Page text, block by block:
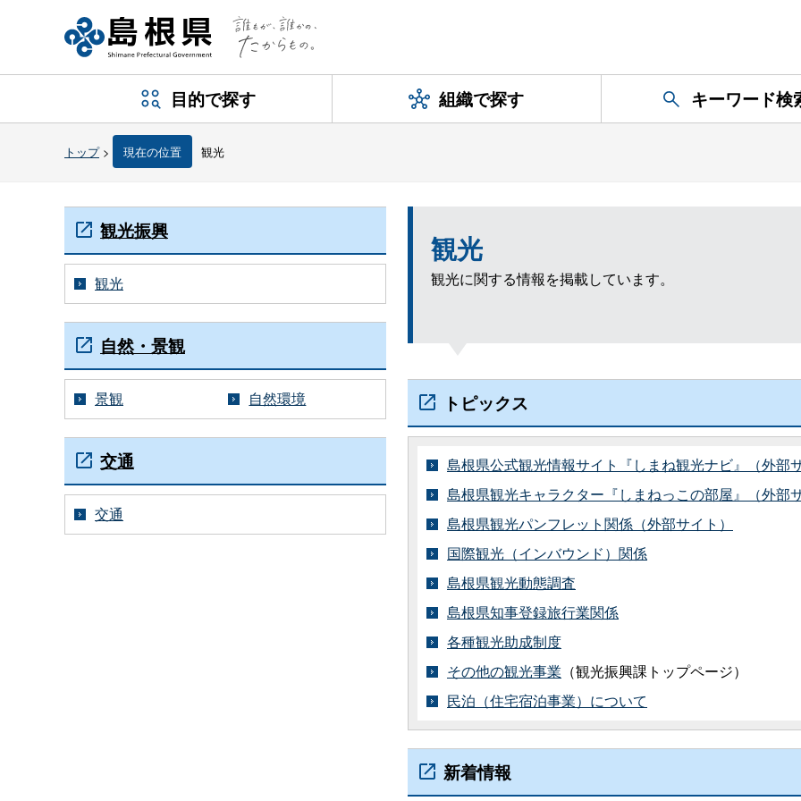
目的で探す 組織で探す キーワード検
トップ> 現在の位置 観光
観光
観光に関する情報を掲載しています。
トピックス
島根県公式観光情報サイト『しまね観光ナビ』（外部サ
島根県観光キャラクター『しまねっこの部屋』（外部サ
島根県観光パンフレット関係（外部サイト）
国際観光（インバウンド）関係
島根県観光動態調査
島根県知事登録旅行業関係
各種観光助成制度
その他の観光事業 （観光振興課トップページ）
民泊（住宅宿泊事業）について
新着情報
観光振興
観光
自然・景観
景観 自然環境
交通
交通